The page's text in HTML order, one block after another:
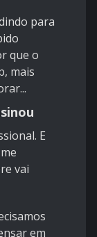
para
que o
mais
E
vai
em